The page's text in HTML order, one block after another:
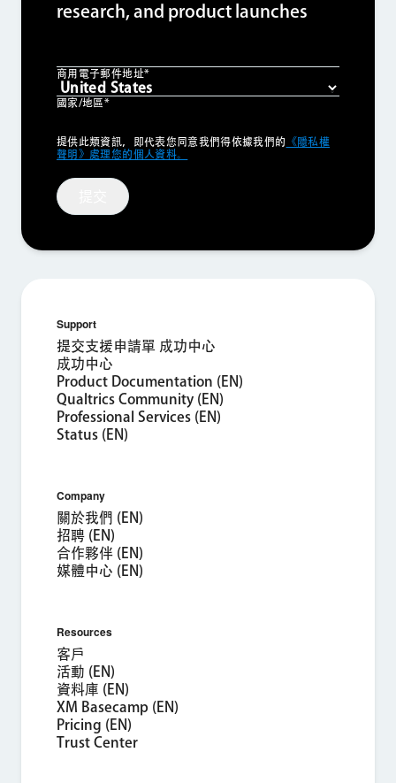
索取產品演示
姓氏*
名字*
商用電子郵件地址*
電話號碼*
國家/地區*
提交
research, and product launches
商用電子郵件地址*
國家/地區*
Privacy
Optin
提供此類資訊，即代表您同意我們得依據我們的
《隱私權
聲明》處理您的個人資料。
Support
提交支援申請單 成功中心
成功中心
Product Documentation (EN)
Qualtrics Community (EN)
Professional Services (EN)
Status (EN)
Company
關於我們 (EN)
招聘 (EN)
合作夥伴 (EN)
媒體中心 (EN)
Resources
客戶
活動 (EN)
資料庫 (EN)
XM Basecamp (EN)
Pricing (EN)
Trust Center